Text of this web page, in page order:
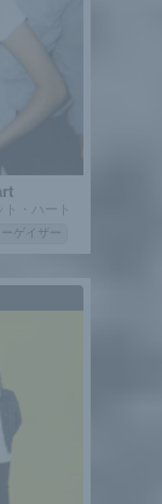
・ハート
ゲイザー